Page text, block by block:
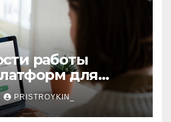
работы
для
и
PRISTROYKIN_